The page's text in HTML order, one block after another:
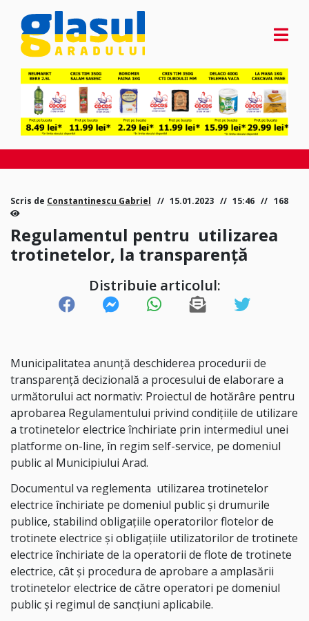
Scris de Constantinescu Gabriel 15.01.2023 15:46 168
Regulamentul pentru utilizarea
trotinetelor, la transparență
Distribuie articolul:
Municipalitatea anunţă deschiderea procedurii de
transparenţă decizională a procesului de elaborare a
următorului act normativ: Proiectul de hotărâre pentru
aprobarea Regulamentului privind condițiile de utilizare
a trotinetelor electrice închiriate prin intermediul unei
platforme on-line, în regim self-service, pe domeniul
public al Municipiului Arad.
Documentul va reglementa utilizarea trotinetelor
electrice închiriate pe domeniul public şi drumurile
publice, stabilind obligaţiile operatorilor flotelor de
trotinete electrice şi obligaţiile utilizatorilor de trotinete
electrice închiriate de la operatorii de flote de trotinete
electrice, cât şi procedura de aprobare a amplasării
trotinetelor electrice de către operatori pe domeniul
public şi regimul de sancţiuni aplicabile.